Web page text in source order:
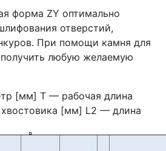
форма ZY оптимально
отверстий,
При помощи камня для
любую желаемую
[мм] T — рабочая длина
[мм] L2 — длина